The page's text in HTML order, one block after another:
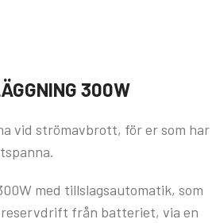
300W
vid strömavbrott, för er som har
med tillslagsautomatik, som
från batteriet, via en